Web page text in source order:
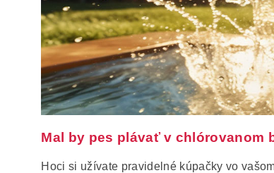
Mal by pes plávať v chlórovanom
Hoci si užívate pravidelné kúpačky vo